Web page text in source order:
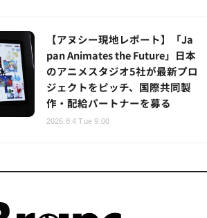
【アヌシー現地レポート】「Ja
pan Animates the Future」日本
のアニメスタジオ5社が最新プロ
ジェクトをピッチ、国際共同製
作・配給パートナーを募る
2026.8.4 Tue 9:00